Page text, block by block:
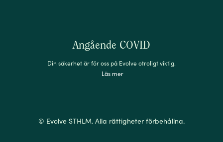
Angående COVID
Din säkerhet är för oss på Evolve otroligt viktig.
Läs mer
© Evolve STHLM. Alla rättigheter förbehållna.